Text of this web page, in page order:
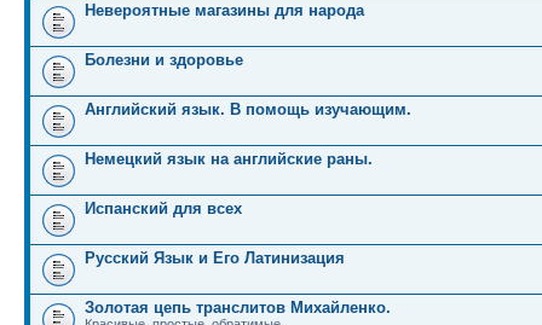
Невероятные магазины для народа
Болезни и здоровье
Английский язык. В помощь изучающим.
Немецкий язык на английские раны.
Испанский для всех
Русский Язык и Его Латинизация
Золотая цепь транслитов Михайленко.